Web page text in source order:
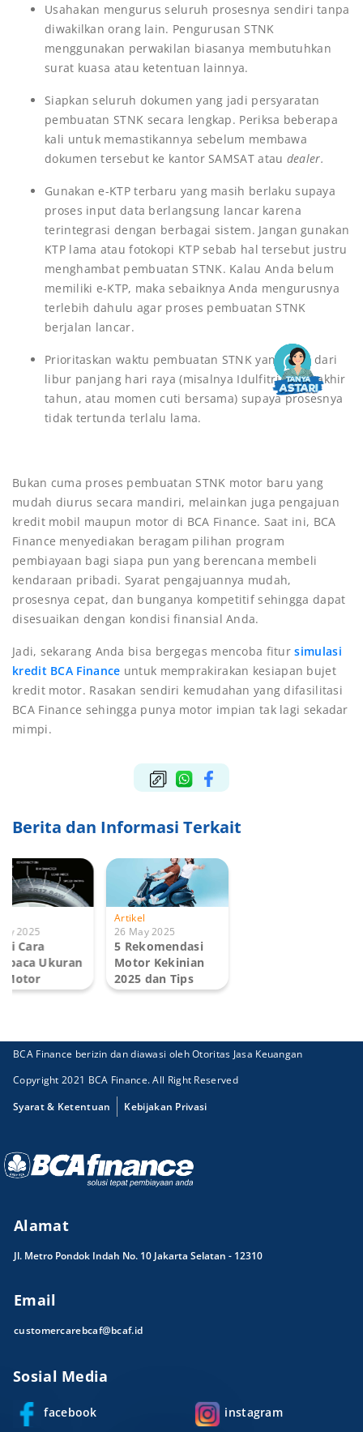
Usahakan mengurus seluruh prosesnya sendiri tanpa
diwakilkan orang lain. Pengurusan STNK
menggunakan perwakilan biasanya membutuhkan
surat kuasa atau ketentuan lainnya.
Siapkan seluruh dokumen yang jadi persyaratan
pembuatan STNK secara lengkap. Periksa beberapa
kali untuk memastikannya sebelum membawa
dokumen tersebut ke kantor SAMSAT atau dealer.
Gunakan e-KTP terbaru yang masih berlaku supaya
proses input data berlangsung lancar karena
terintegrasi dengan berbagai sistem. Jangan gunakan
KTP lama atau fotokopi KTP sebab hal tersebut justru
menghambat pembuatan STNK. Kalau Anda belum
memiliki e-KTP, maka sebaiknya Anda mengurusnya
terlebih dahulu agar proses pembuatan STNK
berjalan lancar.
Prioritaskan waktu pembuatan STNK yang jauh dari
libur panjang hari raya (misalnya Idulfitri, libur akhir
tahun, atau momen cuti bersama) supaya prosesnya
tidak tertunda terlalu lama.
Bukan cuma proses pembuatan STNK motor baru yang
mudah diurus secara mandiri, melainkan juga pengajuan
kredit mobil maupun motor di BCA Finance. Saat ini, BCA
Finance menyediakan beragam pilihan program
pembiayaan bagi siapa pun yang berencana membeli
kendaraan pribadi. Syarat pengajuannya mudah,
prosesnya cepat, dan bunganya kompetitif sehingga dapat
disesuaikan dengan kondisi finansial Anda.
Jadi, sekarang Anda bisa bergegas mencoba fitursimulasi
kredit BCA Finance untuk memprakirakan kesiapan bujet
kredit motor. Rasakan sendiri kemudahan yang difasilitasi
BCA Finance sehingga punya motor impian tak lagi sekadar
mimpi.
Berita dan Informasi Terkait
2025
Cara
Ukuran
Motor
Benar!
Artikel
26 May 2025
5 Rekomendasi
Motor Kekinian
2025 dan Tips
Memilih...
BCA Finance berizin dan diawasi oleh Otoritas Jasa Keuangan
Copyright 2021 BCA Finance. All Right Reserved
Syarat & Ketentuan
Kebijakan Privasi
Alamat
Jl. Metro Pondok Indah No. 10 Jakarta Selatan - 12310
Email
customercarebcaf@bcaf.id
Sosial Media
facebook instagram